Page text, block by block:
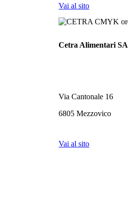
Vai al sito
Cetra Alimentari SA
Via Cantonale 16
6805 Mezzovico
Vai al sito